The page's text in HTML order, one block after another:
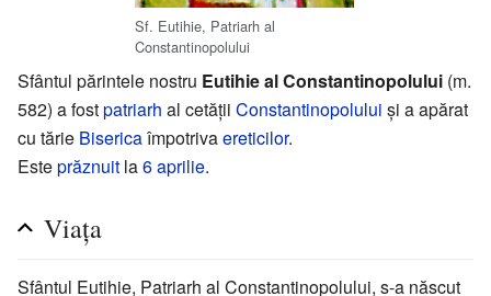
Sf. Eutihie, Patriarh al
Constantinopolului
Sfântul părintele nostru Eutihie al Constantinopolului (m.
582) a fostpatriarh al cetății Constantinopolului și a apărat
cu tărie Bisericaîmpotrivaereticilor.
Esteprăznuit la6 aprilie.
Viața
Sfântul Eutihie, Patriarh al Constantinopolului, s-a născut